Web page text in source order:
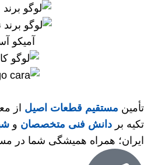
آمیکو
تأمین مستقیم قطعات اصیل از
تکیه بر دانش فنی متخصصان و
ایران؛ همراه همیشگی شما در